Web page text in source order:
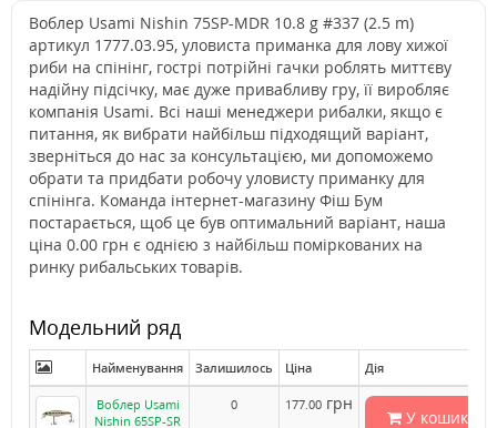
Воблер Usami Nishin 75SP-MDR 10.8 g #337 (2.5 m)
артикул 1777.03.95, уловиста приманка для лову хижої
риби на спінінг, гострі потрійні гачки роблять миттєву
надійну підсічку, має дуже привабливу гру, її виробляє
компанія Usami. Всі наші менеджери рибалки, якщо є
питання, як вибрати найбільш підходящий варіант,
зверніться до нас за консультацією, ми допоможемо
обрати та придбати робочу уловисту приманку для
спінінга. Команда інтернет-магазину Фіш Бум
постарається, щоб це був оптимальний варіант, наша
ціна 0.00 грн є однією з найбільш поміркованих на
ринку рибальських товарів.
Модельний ряд
Найменування Залишилось Ціна Дія
Воблер Usami
Nishin 65SP-SR
0 177.00 грн
У кошик